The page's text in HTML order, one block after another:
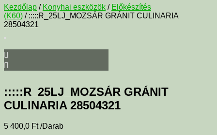
Kezdőlap / Konyhai eszközök / Előkészítés
(K60) / :::::R_25LJ_MOZSÁR GRÁNIT CULINARIA
28504321
:::::R_25LJ_MOZSÁR GRÁNIT
CULINARIA 28504321
5 400,0 Ft /Darab